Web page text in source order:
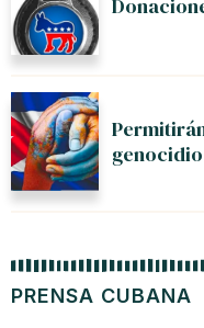
PRENSA CUBANA